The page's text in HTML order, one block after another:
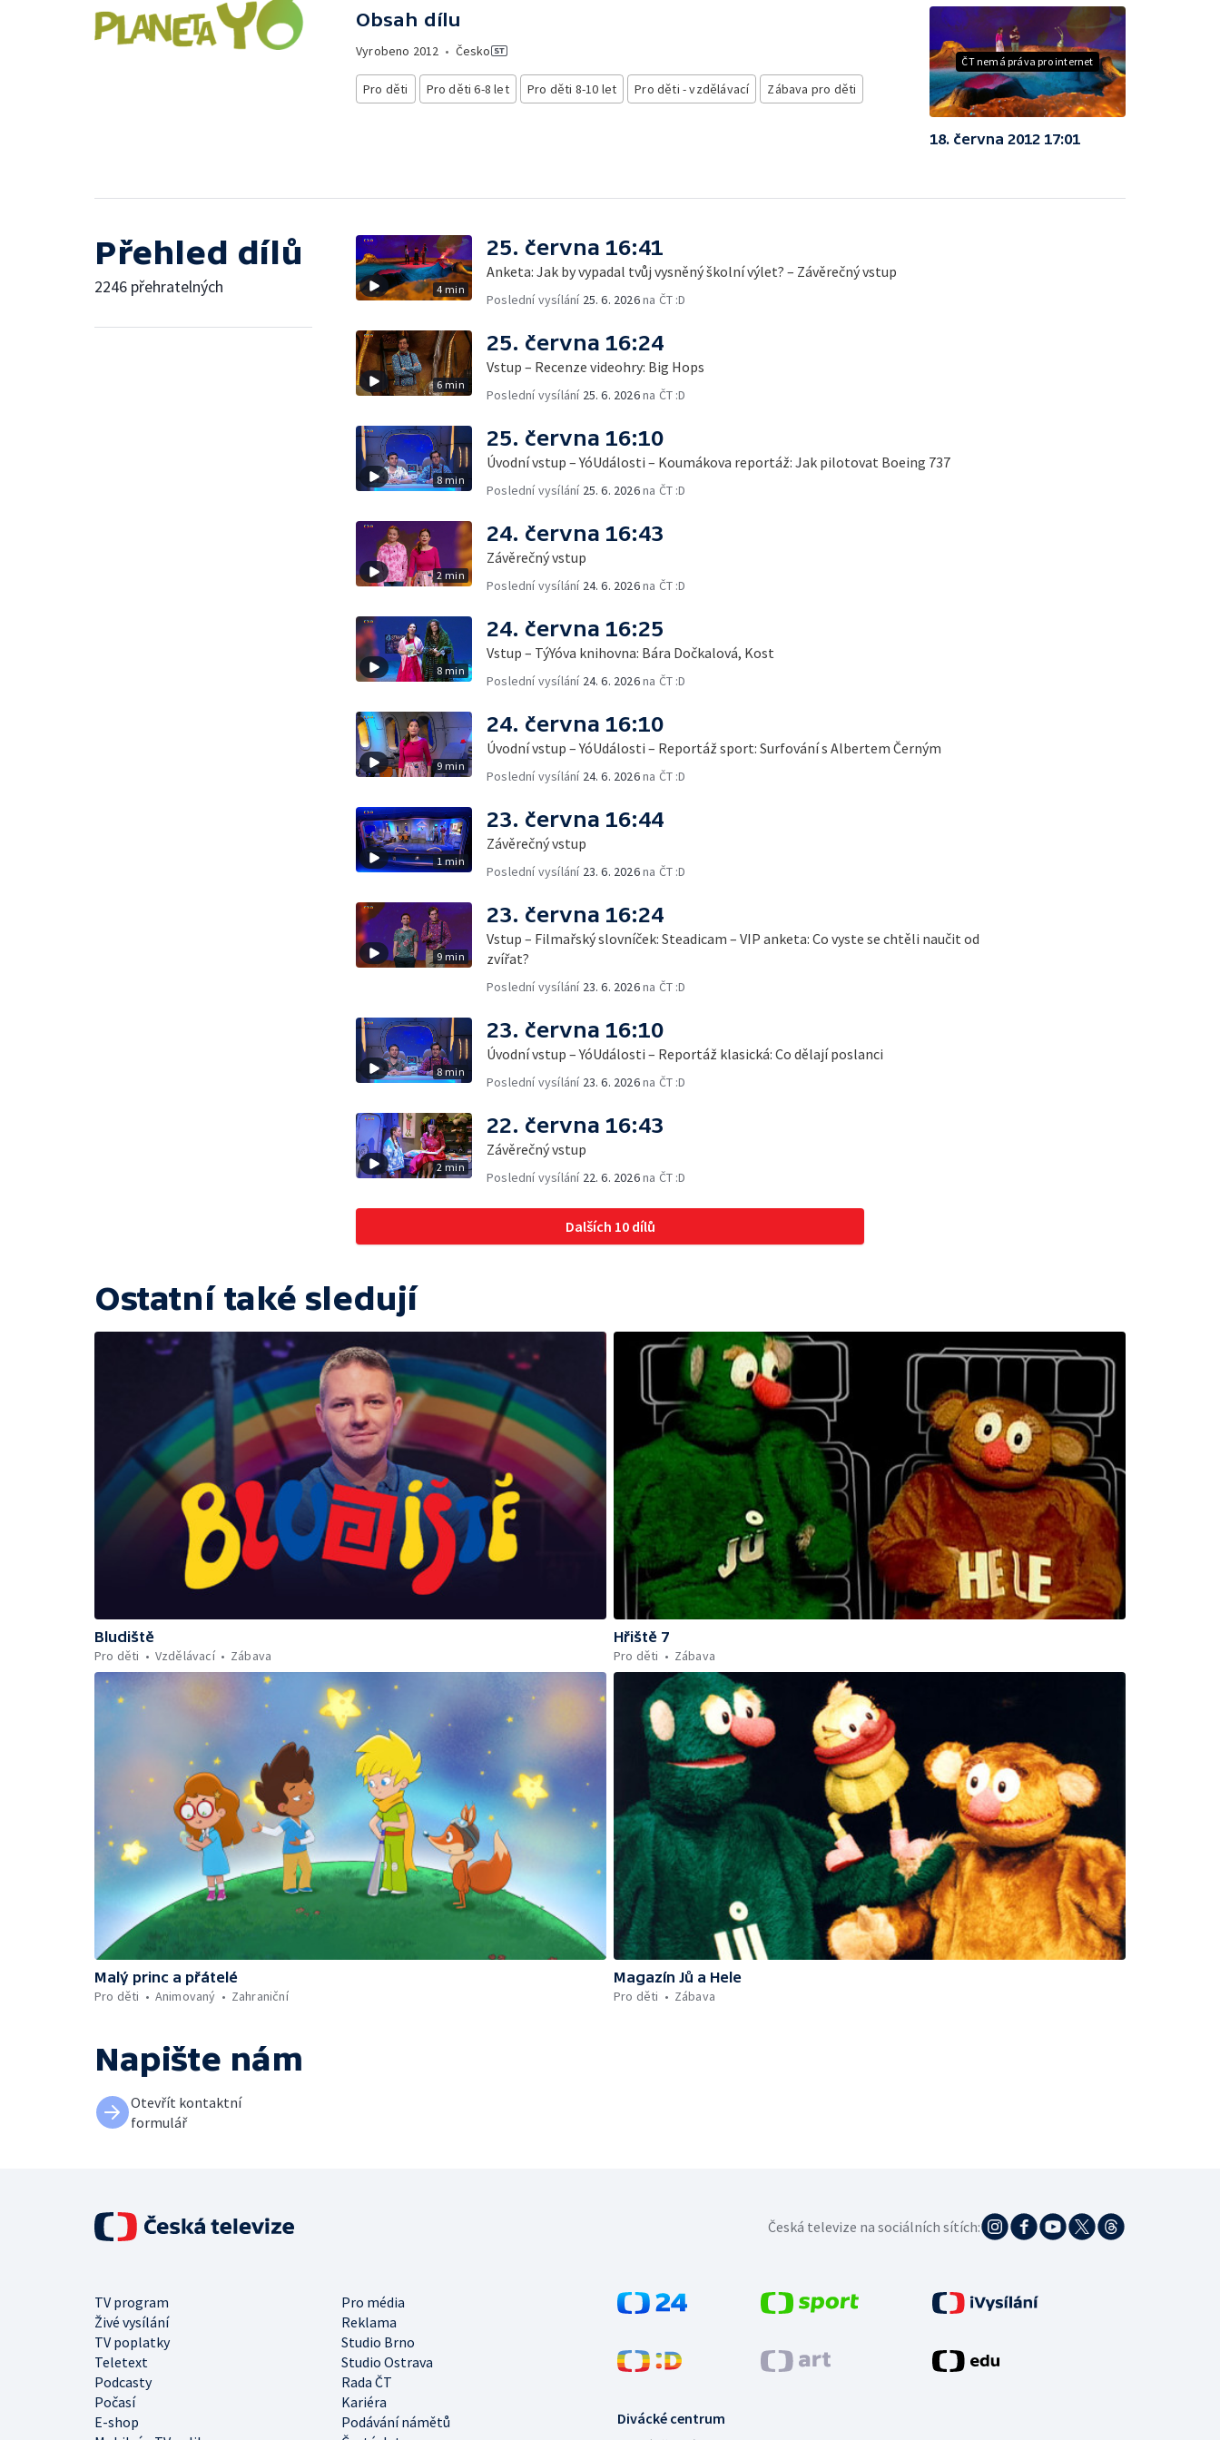
Obsah dílu
Vyrobeno 2012 • Česko
Pro děti Pro děti 6-8 let Pro děti 8-10 let Pro děti - vzdělávací Zábava pro děti
ČT nemá práva pro internet
18. června 2012 17:01
Přehled dílů
2246 přehratelných 4 min
25. června 16:41
Anketa: Jak by vypadal tvůj vysněný školní výlet? – Závěrečný vstup
Poslední vysílání 25. 6. 2026na ČT :D
6 min
25. června 16:24
Vstup – Recenze videohry: Big Hops
Poslední vysílání 25. 6. 2026na ČT :D
8 min
25. června 16:10
Úvodní vstup – YóUdálosti – Koumákova reportáž: Jak pilotovat Boeing 737
Poslední vysílání 25. 6. 2026na ČT :D
2 min
24. června 16:43
Závěrečný vstup
Poslední vysílání 24. 6. 2026na ČT :D
8 min
24. června 16:25
Vstup – TýYóva knihovna: Bára Dočkalová, Kost
Poslední vysílání 24. 6. 2026na ČT :D
9 min
24. června 16:10
Úvodní vstup – YóUdálosti – Reportáž sport: Surfování s Albertem Černým
Poslední vysílání 24. 6. 2026na ČT :D
1 min
23. června 16:44
Závěrečný vstup
Poslední vysílání 23. 6. 2026na ČT :D
9 min
23. června 16:24
Vstup – Filmařský slovníček: Steadicam – VIP anketa: Co vyste se chtěli naučit od
zvířat?
Poslední vysílání 23. 6. 2026na ČT :D
8 min
23. června 16:10
Úvodní vstup – YóUdálosti – Reportáž klasická: Co dělají poslanci
Poslední vysílání 23. 6. 2026na ČT :D
2 min
22. června 16:43
Závěrečný vstup
Poslední vysílání 22. 6. 2026na ČT :D
Dalších 10 dílů
Ostatní také sledují
Bludiště
Pro děti
Vzdělávací Zábava
Hřiště 7
Pro děti
Zábava
Malý princ a přátelé
Pro děti
Animovaný Zahraniční
Magazín Jů a Hele
Pro děti
Zábava
Napište nám
Otevřít kontaktní
formulář
Divácké centrum
TV program
Pro média
Živé vysílání
Reklama
TV poplatky
Studio Brno
Teletext
Studio Ostrava
Podcasty
Rada ČT
Počasí
Kariéra
E-shop
Podávání námětů
Česká televize na sociálních sítích: